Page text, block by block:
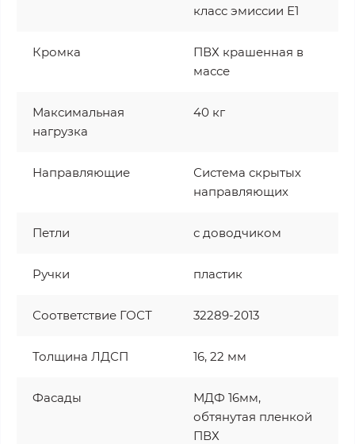
класс эмиссии Е1
Кромка
ПВХ крашенная в
массе
Максимальная
нагрузка
40 кг
Направляющие
Система скрытых
направляющих
Петли с доводчиком
Ручки пластик
Соответствие ГОСТ 32289-2013
Толщина ЛДСП 16, 22 мм
Фасады
МДФ 16мм,
обтянутая пленкой
ПВХ